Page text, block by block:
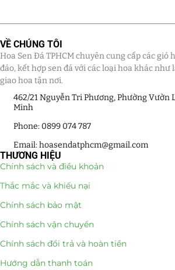
VỀ CHÚNG TÔI
Hoa Sen Đá TPHCM chuyên cung cấp các giỏ
đáo, kết hợp sen đá với các loại hoa khác như
giao hoa tận nơi.
462/21 Nguyễn Tri Phương, Phường Vườn
Minh
Phone: 0899 074 787
Email: hoasendatphcm@gmail.com
THƯƠNG HIỆU
Chính sách và điều khoản
Thắc mắc và khiếu nại
Chính sách bảo mật
Chính sách vận chuyển
Chính sách đổi trả và hoàn tiền
Hướng dẫn thanh toán